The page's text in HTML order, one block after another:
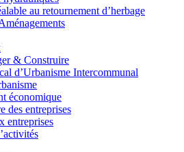
au retournement d’herbage
& Construire
d’Urbanisme Intercommunal
économique
des entreprises
entreprises